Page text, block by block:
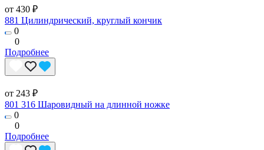
от 430 ₽
881 Цилиндрический, круглый кончик
0
0
Подробнее
от 243 ₽
801 316 Шаровидный на длинной ножке
0
0
Подробнее